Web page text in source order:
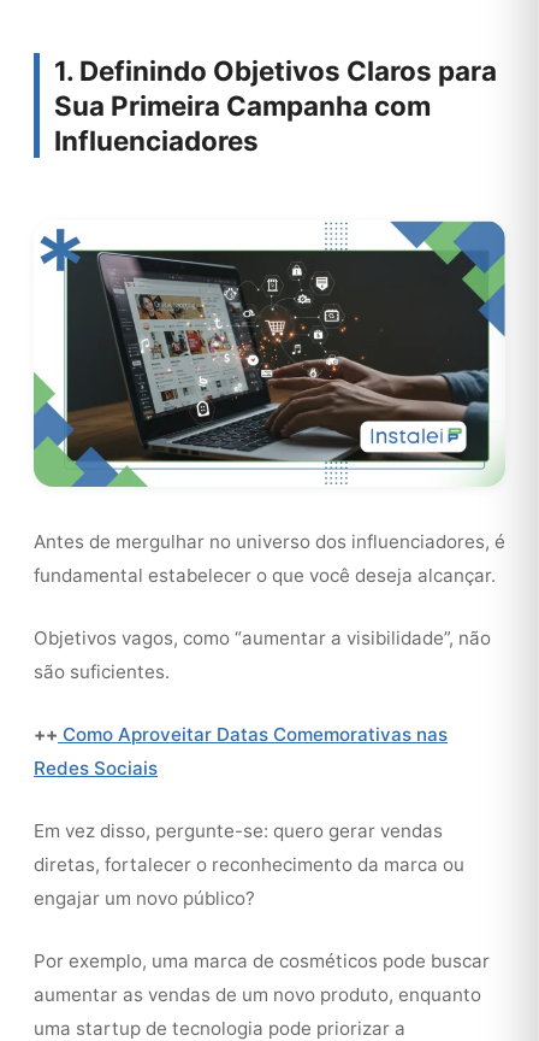
1. Definindo Objetivos Claros para
Sua Primeira Campanha com
Influenciadores
Antes de mergulhar no universo dos influenciadores, é
fundamental estabelecer o que você deseja alcançar.
Objetivos vagos, como “aumentar a visibilidade”, não
são suficientes.
++ Como Aproveitar Datas Comemorativas nas
Redes Sociais
Em vez disso, pergunte-se: quero gerar vendas
diretas, fortalecer o reconhecimento da marca ou
engajar um novo público?
Por exemplo, uma marca de cosméticos pode buscar
aumentar as vendas de um novo produto, enquanto
uma startup de tecnologia pode priorizar a